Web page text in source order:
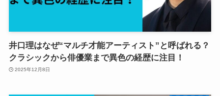
井口理はなぜ“マルチ才能アーティスト”と呼ばれる？
クラシックから俳優業まで異色の経歴に注目！
2025年12月8日